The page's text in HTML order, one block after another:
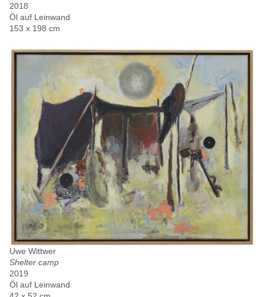
2018
Öl auf Leinwand
153 x 198 cm
Uwe Wittwer
Shelter camp
2019
Öl auf Leinwand